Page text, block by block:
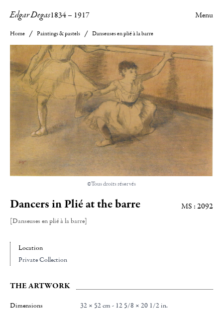
Edgar Degas1834– 1917 Menu
Home Paintings & pastels Danseuses en plié à la barre
©Tous droits réservés
Dancers in Plié at the barre
[Danseuses en plié à la barre]
MS : 2092
Location
Private Collection
THE ARTWORK
Dimensions 32 × 52 cm - 12 5/8 × 20 1/2 in.